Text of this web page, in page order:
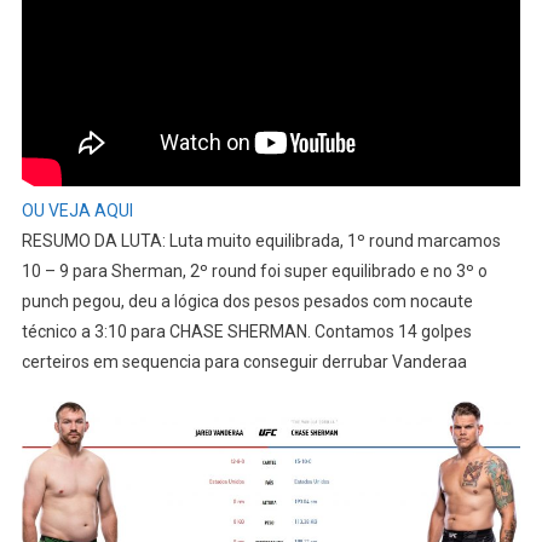
OU VEJA AQUI
RESUMO DA LUTA: Luta muito equilibrada, 1º round marcamos
10 – 9 para Sherman, 2º round foi super equilibrado e no 3º o
punch pegou, deu a lógica dos pesos pesados com nocaute
técnico a 3:10 para CHASE SHERMAN. Contamos 14 golpes
certeiros em sequencia para conseguir derrubar Vanderaa